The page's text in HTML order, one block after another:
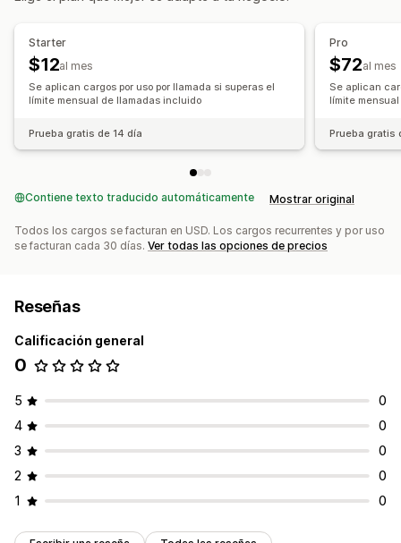
Flujos de trabajos automatizados
Códigos de descuento personalizados
Activadores
Reglas de segmentación
Starter
$12al mes
Se aplican cargos por uso por llamada si superas el
límite mensual de llamadas incluido
Prueba gratis de 14 día
Pro
$72al mes
Se aplican
límite
Prueba gratis
Contiene texto traducido automáticamente Mostrar original
Todos los cargos se facturan en USD. Los cargos recurrentes y por uso
se facturan cada 30 días. Ver todas las opciones de precios
Reseñas
Calificación general
0
5
0
4
0
3
0
2
0
1
0